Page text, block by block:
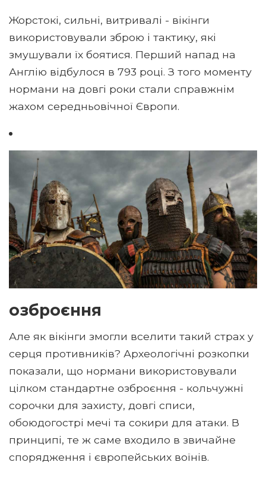
Жорстокі, сильні, витривалі - вікінги
використовували зброю і тактику, які
змушували їх боятися. Перший напад на
Англію відбулося в 793 році. З того моменту
нормани на довгі роки стали справжнім
жахом середньовічної Європи.
озброєння
Але як вікінги змогли вселити такий страх у
серця противників? Археологічні розкопки
показали, що нормани використовували
цілком стандартне озброєння - кольчужні
сорочки для захисту, довгі списи,
обоюдогострі мечі та сокири для атаки. В
принципі, те ж саме входило в звичайне
спорядження і європейських воїнів.